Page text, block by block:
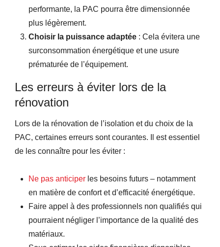
performante, la PAC pourra être dimensionnée
plus légèrement.
Choisir la puissance adaptée : Cela évitera une
surconsommation énergétique et une usure
prématurée de l’équipement.
Les erreurs à éviter lors de la
rénovation
Lors de la rénovation de l’isolation et du choix de la
PAC, certaines erreurs sont courantes. Il est essentiel
de les connaître pour les éviter :
Ne pas anticiper les besoins futurs – notamment
en matière de confort et d’efficacité énergétique.
Faire appel à des professionnels non qualifiés qui
pourraient négliger l’importance de la qualité des
matériaux.